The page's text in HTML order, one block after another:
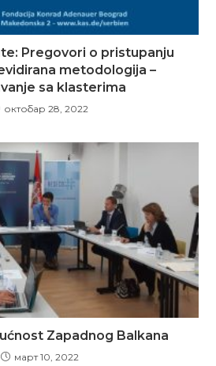
Pregovori o pristupanju
metodologija –
sa klasterima
октобар 28, 2022
Zapadnog Balkana
март 10, 2022